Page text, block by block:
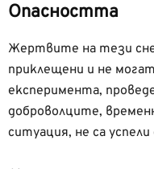
Опасността
Жертвите на тези
приклещени и не
експеримента,
доброволците,
ситуация, не са